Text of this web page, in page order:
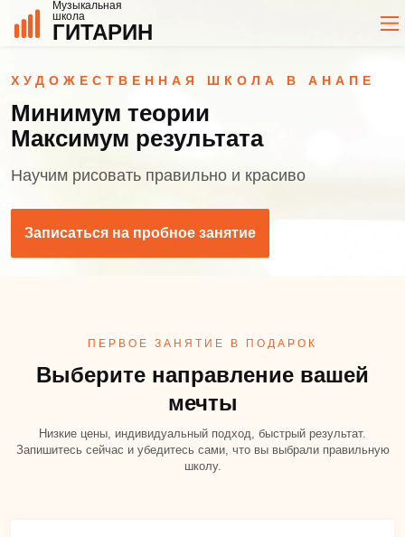
Музыкальная
школа
ГИТАРИН
ХУДОЖЕСТВЕННАЯ ШКОЛА В АНАПЕ
Минимум теории
Максимум результата
Научим рисовать правильно и красиво
Записаться на пробное занятие
ПЕРВОЕ ЗАНЯТИЕ В ПОДАРОК
Выберите направление вашей
мечты
Низкие цены, индивидуальный подход, быстрый результат.
Запишитесь сейчас и убедитесь сами, что вы выбрали правильную
школу.